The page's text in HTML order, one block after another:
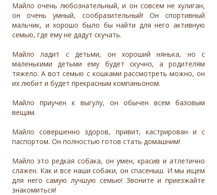
Майло очень любознательный, и он совсем не хулиган,
он очень умный, сообразительный! Он спортивный
мальчик, и хорошо было бы найти для него активную
семью, где ему не дадут скучать.
Майло ладит с детьми, он хороший нянька, но с
маленькими детьми ему будет скучно, а родителям
тяжело. А вот семью с кошками рассмотреть можно, он
их любит и будет прекрасным компаньоном.
Майло приучен к выгулу, он обычен всем базовым
вещам.
Майло совершенно здоров, привит, кастрирован и с
паспортом. Он полностью готов стать домашним!
Майло это редкая собака, он умен, красив и атлетично
слажен. Как и все наши собаки, он спасеныш. И мы ищем
для него самую лучшую семью! Звоните и приезжайте
знакомиться!